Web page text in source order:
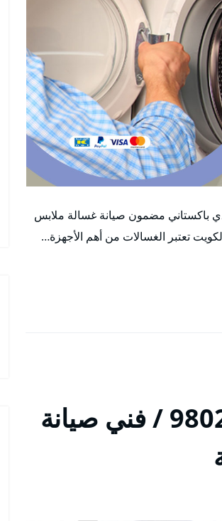
باكستاني مضمون صيانة غسالة ملابس
تعتبر الغسالات من أهم الأجهزة…
تصليح غسالات الدسمة / 98025055 / فني صيانة